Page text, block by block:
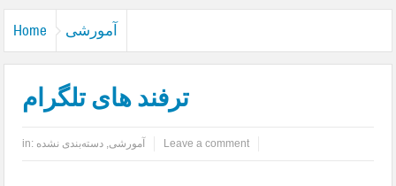
Home آمورشی
ترفند های تلگرام
in: آمورشی, دسته‌بندی نشده Leave a comment